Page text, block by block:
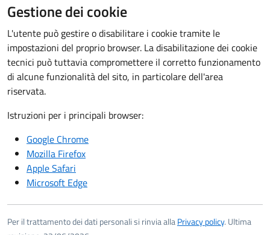
Gestione dei cookie
L'utente può gestire o disabilitare i cookie tramite le
impostazioni del proprio browser. La disabilitazione dei cookie
tecnici può tuttavia compromettere il corretto funzionamento
di alcune funzionalità del sito, in particolare dell'area
riservata.
Istruzioni per i principali browser:
Google Chrome
Mozilla Firefox
Apple Safari
Microsoft Edge
Per il trattamento dei dati personali si rinvia allaPrivacy policy. Ultima